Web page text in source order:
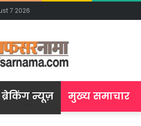
7 2026
ब्रेकिंग न्यूज़ मुख्य समाचार